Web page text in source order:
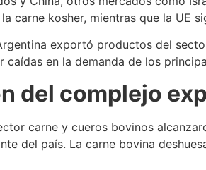
carne kosher, mientras que la UE
exportó productos del
en la demanda de los
del complejo
carne y cueros bovinos
del país. La carne bovina